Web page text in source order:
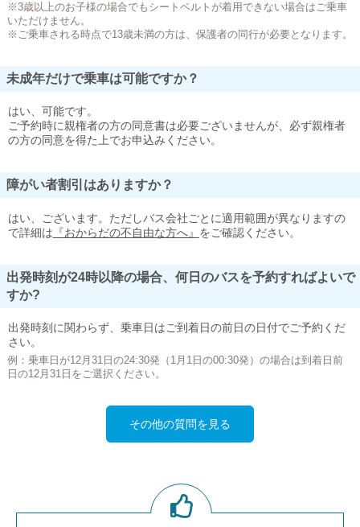
※3歳以上のお子様の場合でもシートベルトが着用できない場合はご乗車
いただけません。
※ご乗車される時点で13歳未満の方は、保護者の同行が必要となります。
未成年だけで乗車は可能ですか？
はい、可能です。
ご予約時に親権者の方の同意書は必要ございませんが、必ず親権者
の方の同意を得た上でお申込みください。
障がい者割引はありますか？
はい、ございます。ただしバス会社ごとに適用範囲が異なりますの
で詳細は 『おからだの不自由な方へ』 をご確認ください。
出発時刻が24時以降の場合、何日のバスを予約すればよいで
すか?
出発時刻に関わらず、乗車日はご到着日の前日の日付でご予約くだ
さい。
例：乗車日が12月31日の24:30発（1月1日の00:30発）の場合は到着日前
日の12月31日をご選択ください。
その他の質問を見る